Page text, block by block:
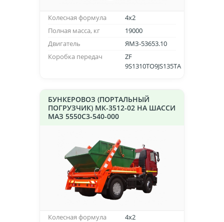
Колесная формула
4х2
Полная масса, кг
19000
Двигатель
ЯМЗ-53653.10
Коробка передач
ZF
9S1310TO9JS135TA
БУНКЕРОВОЗ (ПОРТАЛЬНЫЙ
ПОГРУЗЧИК) МК-3512-02 НА ШАССИ
МАЗ 5550C3-540-000
Колесная формула
4х2